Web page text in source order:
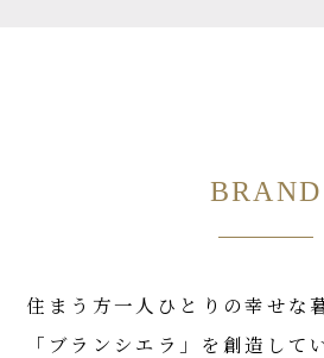
【速報】おかげさまで、「ブ
南プレミスト」は、＜全194
2026.03.28
BRAND
住まう方一人ひとりの幸せな
「ブランシエラ」を創造して